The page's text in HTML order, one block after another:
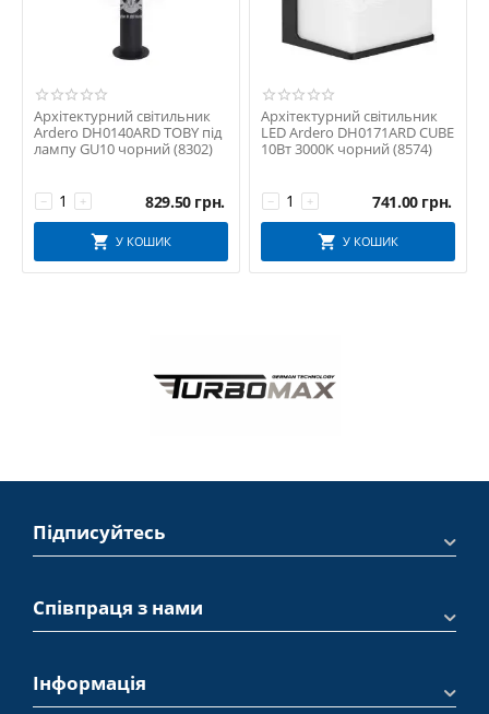
Архітектурний світильник
Ardero DH0140ARD TOBY під
лампу GU10 чорний (8302)
+
− 829.50 грн.
У КОШИК
Архітектурний світильник
LED Ardero DH0171ARD CUBE
10Вт 3000K чорний (8574)
+
− 741.00 грн.
У КОШИК
Підписуйтесь
Співпраця з нами
Інформація